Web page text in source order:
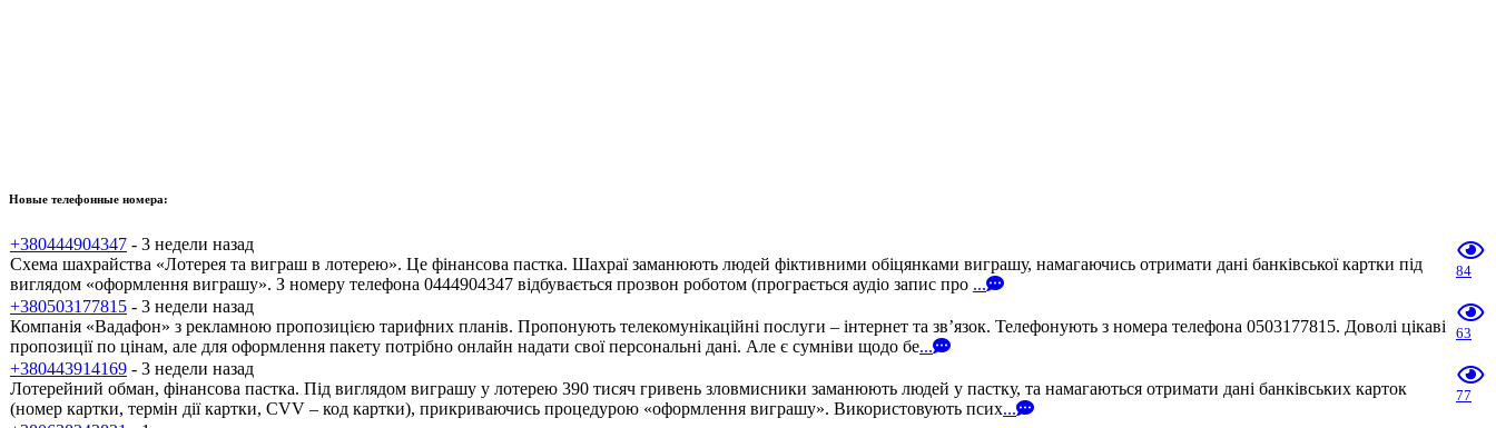
Новые телефонные номера:
+380444904347 - 3 недели назад
Схема шахрайства «Лотерея та виграш в лотерею». Це фінансова пастка. Шахраї заманюють людей фіктивними обіцянками виграшу, намагаючись отримати дані банківської картки під
виглядом «оформлення виграшу». З номеру телефона 0444904347 відбувається прозвон роботом (програється аудіо запис про ...
84
+380503177815 - 3 недели назад
Компанія «Вадафон» з рекламною пропозицією тарифних планів. Пропонують телекомунікаційні послуги – інтернет та зв’язок. Телефонують з номера телефона 0503177815. Доволі цікаві
пропозиції по цінам, але для оформлення пакету потрібно онлайн надати свої персональні дані. Але є сумніви щодо бе...
63
+380443914169 - 3 недели назад
Лотерейний обман, фінансова пастка. Під виглядом виграшу у лотерею 390 тисяч гривень зловмисники заманюють людей у пастку, та намагаються отримати дані банківських карток
(номер картки, термін дії картки, CVV – код картки), прикриваючись процедурою «оформлення виграшу». Використовують псих...
77